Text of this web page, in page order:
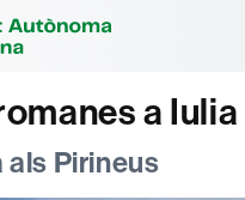
a
als Pirineus